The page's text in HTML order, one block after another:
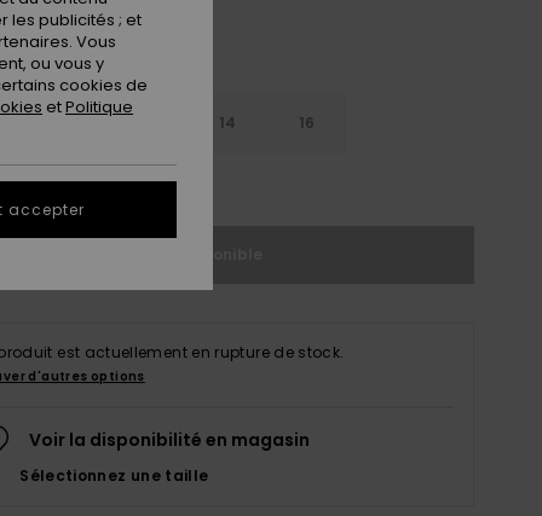
14 16
le Guide des tailles
est actuellement en rupture de stock.
d'autres options
Voir la disponibilité en magasin
Sélectionnez une taille
les publicités ; et
Vous
ou vous y
cookies de
etPolitique
accepter